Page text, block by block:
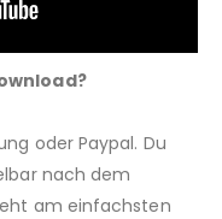
oder Paypal. Du
nach dem
am einfachsten